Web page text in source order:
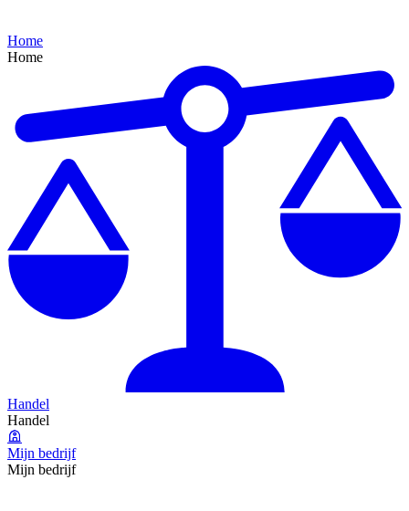
Home
Home
Handel
Handel
Mijn bedrijf
Mijn bedrijf